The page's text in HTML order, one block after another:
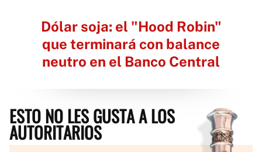
Dólar soja: el "Hood Robin"
que terminará con balance
neutro en el Banco Central
ESTO NO LES GUSTA A LOS
AUTORITARIOS